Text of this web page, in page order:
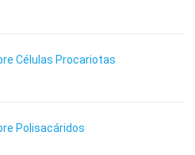
Células Procariotas
Polisacáridos